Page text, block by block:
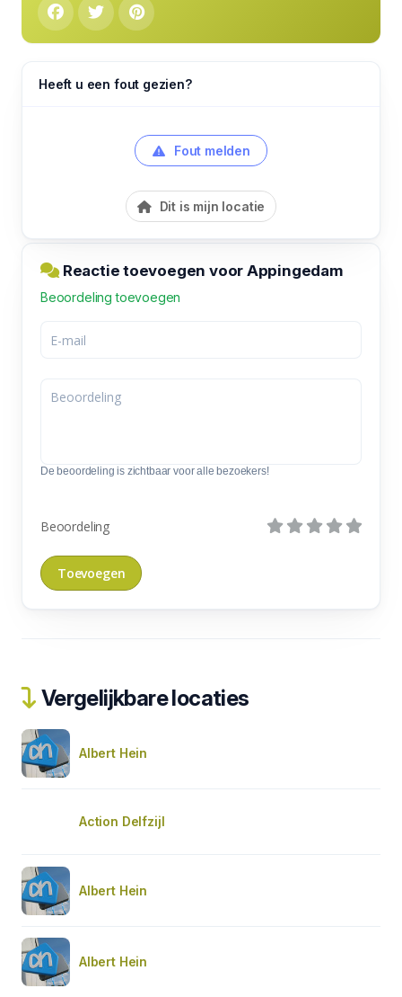
Heeft u een fout gezien?
Fout melden
Dit is mijn locatie
Reactie toevoegen voor Appingedam
Beoordeling toevoegen
De beoordeling is zichtbaar voor alle bezoekers!
Beoordeling
Vergelijkbare locaties
Albert Hein
Action Delfzijl
Albert Hein
Albert Hein